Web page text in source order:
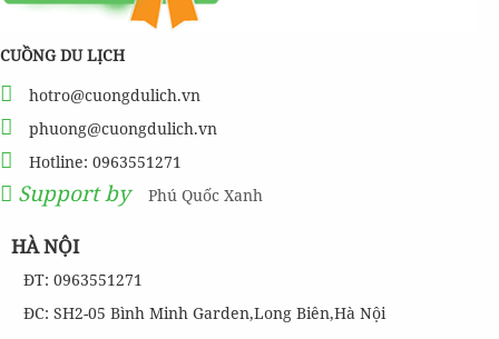
CUỒNG DU LỊCH
hotro@cuongdulich.vn
phuong@cuongdulich.vn
Hotline: 0963551271
Support by Phú Quốc Xanh
HÀ NỘI
ĐT: 0963551271
ĐC: SH2-05 Bình Minh Garden,Long Biên,Hà Nội